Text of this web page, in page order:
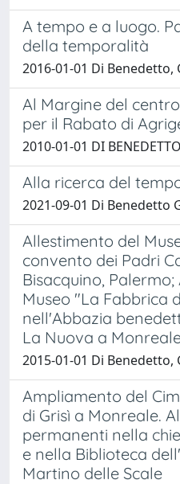
A tempo e a luogo.
della temporalità
2016-01-01 Di Benedetto,
Al Margine del
per il Rabato di
2010-01-01 DI
Alla ricerca del
2021-09-01 Di Benedetto
Allestimento del
convento dei Padri
Bisacquino,
Museo "La Fabbrica
nell'Abbazia
La Nuova a
2015-01-01 Di Benedetto,
Ampliamento del
di Grisì a Monreale.
permanenti nella
e nella Biblioteca
Martino delle Scale